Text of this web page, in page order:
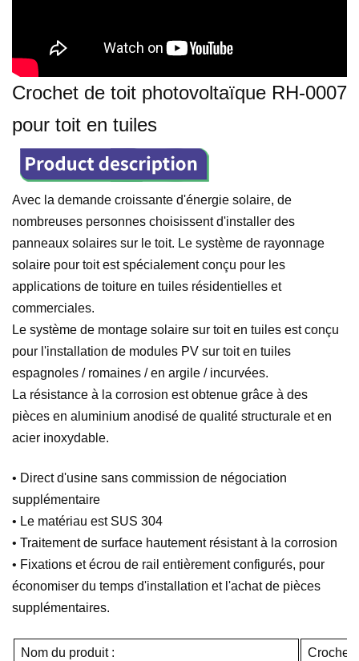
Crochet de toit photovoltaïque RH-0007
pour toit en tuiles
Avec la demande croissante d'énergie solaire, de
nombreuses personnes choisissent d'installer des
panneaux solaires sur le toit. Le système de rayonnage
solaire pour toit est spécialement conçu pour les
applications de toiture en tuiles résidentielles et
commerciales.
Le système de montage solaire sur toit en tuiles est conçu
pour l'installation de modules PV sur toit en tuiles
espagnoles / romaines / en argile / incurvées.
La résistance à la corrosion est obtenue grâce à des
pièces en aluminium anodisé de qualité structurale et en
acier inoxydable.
• Direct d'usine sans commission de négociation
supplémentaire
• Le matériau est SUS 304
• Traitement de surface hautement résistant à la corrosion
• Fixations et écrou de rail entièrement configurés, pour
économiser du temps d'installation et l'achat de pièces
supplémentaires.
Nom du produit : Crochet